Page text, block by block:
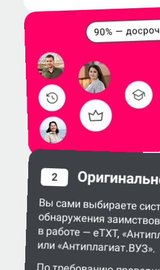
2
Вы сами выбираете
обнаружения
в работе — eTXT,
или «Антиплагиат.ВУЗ».